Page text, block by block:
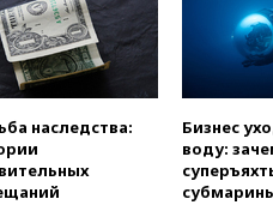
наследства:
Бизнес
воду: